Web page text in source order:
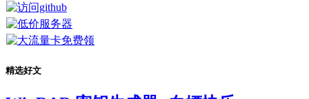
精选好文